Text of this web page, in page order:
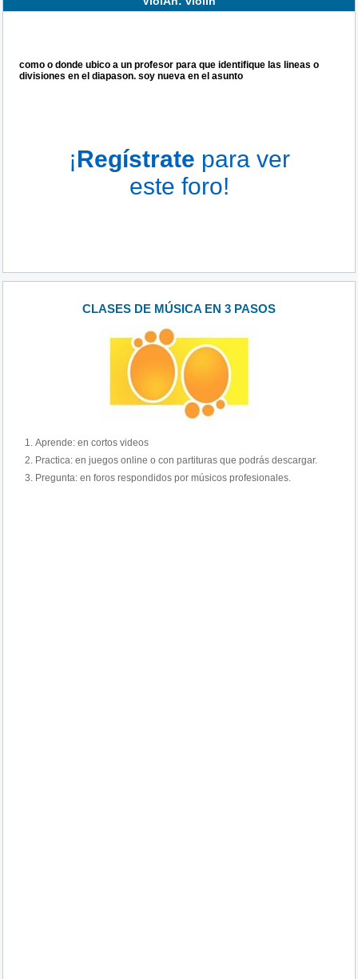
como o donde ubico a un profesor para que identifique las lineas o
divisiones en el diapason. soy nueva en el asunto
¡Regístrate para ver
este foro!
CLASES DE MÚSICA EN 3 PASOS
Aprende: en cortos videos
Practica: en juegos online o con partituras que podrás descargar.
Pregunta: en foros respondidos por músicos profesionales.